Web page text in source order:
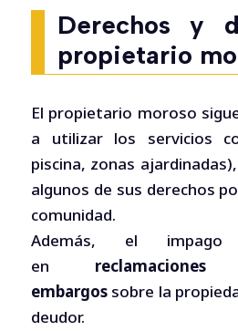
Derechos y
propietario
El propietario moroso
a utilizar los servicios
piscina, zonas
algunos de sus derechos
comunidad.
Además, el impago
en
embargos sobre la
deudor.